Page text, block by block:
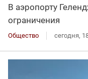
В аэропорту
ограничения
Общество сегодня,